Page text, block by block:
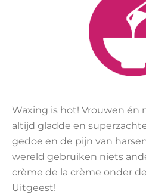
Waxing is hot! Vrouwen én
altijd gladde en
gedoe en de pijn van
wereld gebruiken niets
crème de la crème onder
Uitgeest!